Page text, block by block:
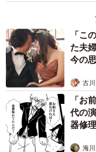
「こ
た夫
今の
古
「お
代の
器修
海